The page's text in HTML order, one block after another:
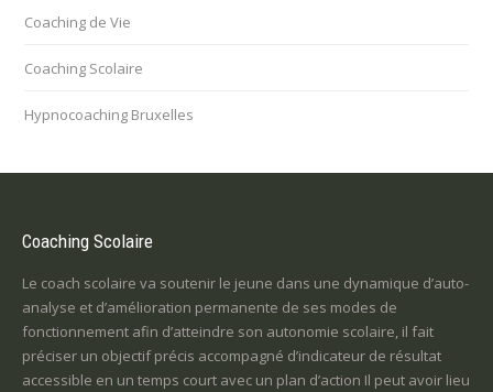
Coaching de Vie
Coaching Scolaire
Hypnocoaching Bruxelles
Coaching Scolaire
Le coach scolaire va soutenir le jeune dans une dynamique d’auto-
analyse et d’amélioration permanente de ses modes de
fonctionnement afin d’atteindre son autonomie scolaire, il fait
préciser un objectif précis accompagné d’indicateur de résultat
accessible en un temps court avec un plan d’action Il peut avoir lieu